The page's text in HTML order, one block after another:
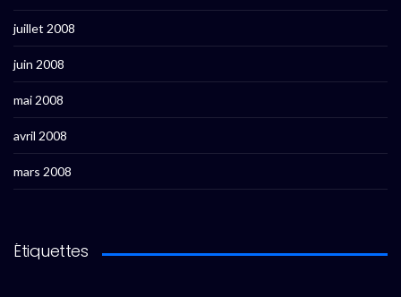
juillet 2008
juin 2008
mai 2008
avril 2008
mars 2008
Étiquettes